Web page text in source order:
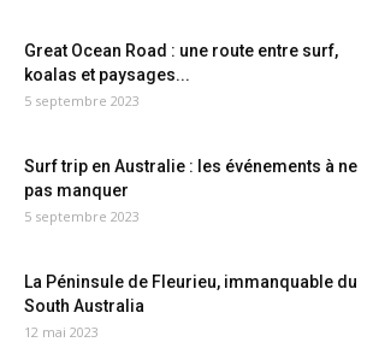
Great Ocean Road : une route entre surf,
koalas et paysages...
5 septembre 2023
Surf trip en Australie : les événements à ne
pas manquer
5 septembre 2023
La Péninsule de Fleurieu, immanquable du
South Australia
12 mai 2023